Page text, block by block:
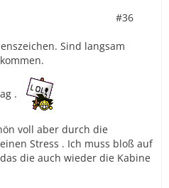
#36
Sind langsam
.
voll aber durch die
Stress . Ich muss bloß auf
die auch wieder die Kabine